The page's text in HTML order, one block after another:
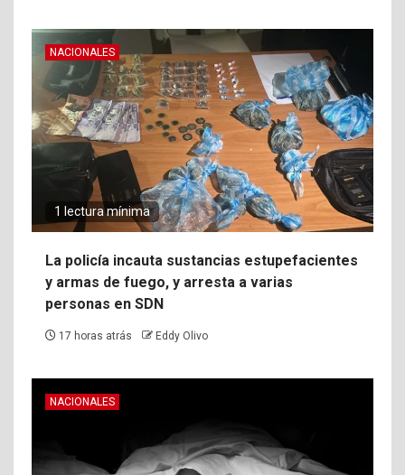
NACIONALES
1 lectura mínima
La policía incauta sustancias estupefacientes
y armas de fuego, y arresta a varias
personas en SDN
17 horas atrás Eddy Olivo
NACIONALES